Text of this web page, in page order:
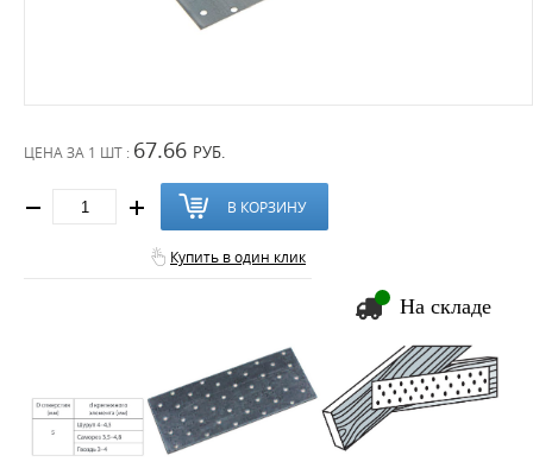
ЦЕНА ЗА 1 ШТ : 67.66 РУБ.
В КОРЗИНУ
Купить в один клик
На складе